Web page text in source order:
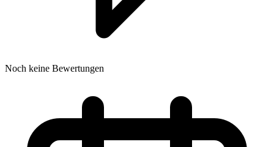
Noch keine Bewertungen